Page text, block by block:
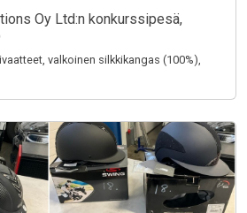
Oy Ltd:n konkurssipesä,
valkoinen silkkikangas (100%),